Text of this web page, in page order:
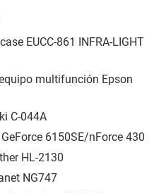
EUCC-861 INFRA-LIGHT
multifunción Epson
C-044A
6150SE/nForce 430
HL-2130
NG747